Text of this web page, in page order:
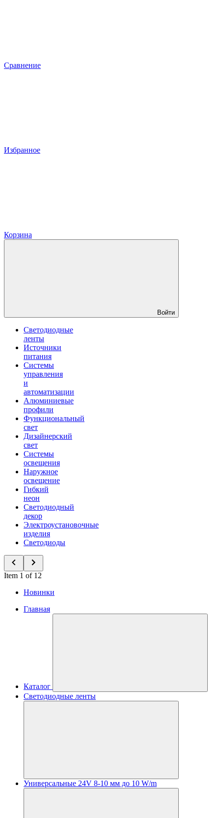
Сравнение
Избранное
Корзина
Войти
Светодиодные
ленты
Источники
питания
Системы
управления
и
автоматизации
Алюминиевые
профили
Функциональный
свет
Дизайнерский
свет
Системы
освещения
Наружное
освещение
Гибкий
неон
Светодиодный
декор
Электроустановочные
изделия
Светодиоды
Item 1 of 12
Новинки
Главная
Каталог
Светодиодные ленты
Универсальные 24V 8-10 мм до 10 W/m